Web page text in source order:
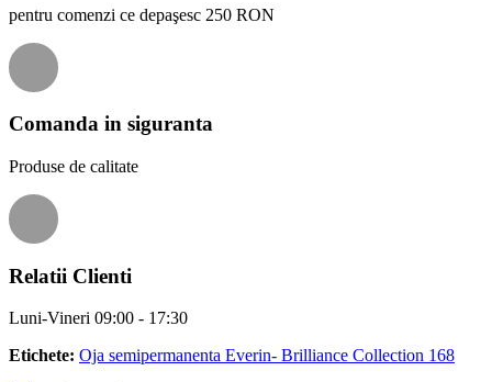
pentru comenzi ce depaşesc 250 RON
Comanda in siguranta
Produse de calitate
Relatii Clienti
Luni-Vineri 09:00 - 17:30
Etichete: Oja semipermanenta Everin- Brilliance Collection 168